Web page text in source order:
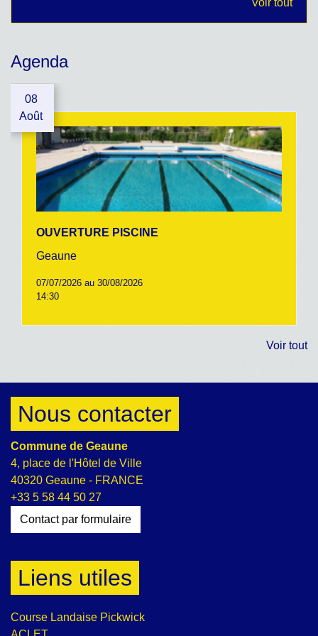
Agenda
08
Août
OUVERTURE PISCINE
Geaune
07/07/2026 au 30/08/2026
14:30
Voir tout
Nous contacter
Commune de Geaune
4, place de l'Hôtel de Ville
40320 Geaune - FRANCE
+33 5 58 44 50 27
Contact par formulaire
Liens utiles
Course Landaise Pickwick